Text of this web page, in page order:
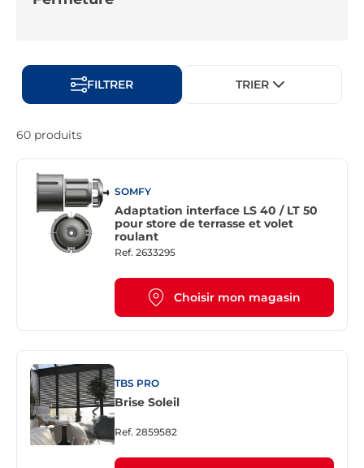
FILTRER TRIER
60 produits
SOMFY
Adaptation interface LS 40 / LT 50
pour store de terrasse et volet
roulant
Ref. 2633295
Choisir mon magasin
TBS PRO
Brise Soleil
Ref. 2859582